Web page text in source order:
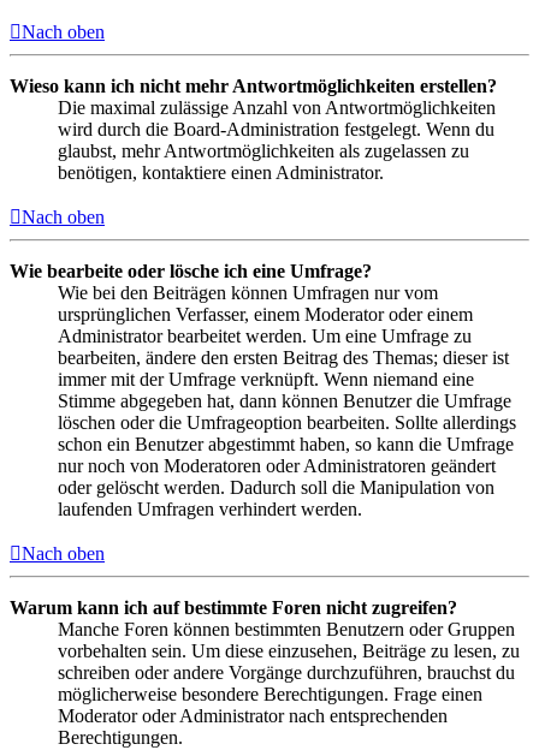
Nach oben
Wieso kann ich nicht mehr Antwortmöglichkeiten erstellen?
Die maximal zulässige Anzahl von Antwortmöglichkeiten
wird durch die Board-Administration festgelegt. Wenn du
glaubst, mehr Antwortmöglichkeiten als zugelassen zu
benötigen, kontaktiere einen Administrator.
Nach oben
Wie bearbeite oder lösche ich eine Umfrage?
Wie bei den Beiträgen können Umfragen nur vom
ursprünglichen Verfasser, einem Moderator oder einem
Administrator bearbeitet werden. Um eine Umfrage zu
bearbeiten, ändere den ersten Beitrag des Themas; dieser ist
immer mit der Umfrage verknüpft. Wenn niemand eine
Stimme abgegeben hat, dann können Benutzer die Umfrage
löschen oder die Umfrageoption bearbeiten. Sollte allerdings
schon ein Benutzer abgestimmt haben, so kann die Umfrage
nur noch von Moderatoren oder Administratoren geändert
oder gelöscht werden. Dadurch soll die Manipulation von
laufenden Umfragen verhindert werden.
Nach oben
Warum kann ich auf bestimmte Foren nicht zugreifen?
Manche Foren können bestimmten Benutzern oder Gruppen
vorbehalten sein. Um diese einzusehen, Beiträge zu lesen, zu
schreiben oder andere Vorgänge durchzuführen, brauchst du
möglicherweise besondere Berechtigungen. Frage einen
Moderator oder Administrator nach entsprechenden
Berechtigungen.